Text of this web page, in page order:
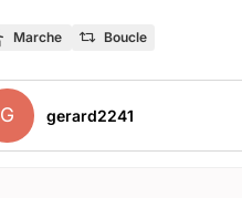
Marche Boucle
G gerard2241